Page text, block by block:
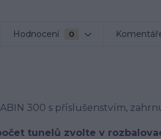
Hodnocení 0
300 s příslušenstvím,
tunelů zvolte v